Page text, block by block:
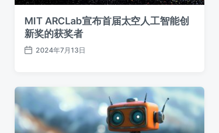
MIT ARCLab宣布首届太空人工智能创
新奖的获奖者
发
期
2024年7月13日